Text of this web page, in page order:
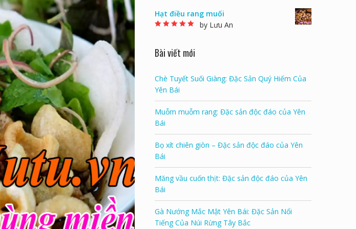
Hạt điều rang muối
by Lưu An
Bài viết mới
Chè Tuyết Suối Giàng: Đặc Sản Quý Hiếm Của
Yên Bái
Muỗm muỗm rang: Đặc sản độc đáo của Yên
Bái
Bọ xít chiên giòn – Đặc sản độc đáo của Yên
Bái
Măng vầu cuốn thịt: Đặc sản độc đáo của Yên
Bái
Gà Nướng Mắc Mật Yên Bái: Đặc Sản Nổi
Tiếng Của Núi Rừng Tây Bắc